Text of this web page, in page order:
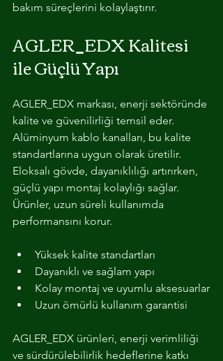
bakım süreçlerini kolaylaştırır.
AGLER_EDX Kalitesi
ile Güçlü Yapı
AGLER_EDX markası, enerji sektöründe
kalite ve güvenilirliği temsil eder.
Alüminyum kablo kanalları, bu kalite
standartlarına uygun olarak üretilir.
Eloksalı gövde, dayanıklılığı artırırken,
güçlü yapı montaj kolaylığı sağlar.
Ürünler, uzun süreli kullanımda
performansını korur.
Yüksek kalite standartları
Dayanıklı ve sağlam yapı
Kolay montaj ve uyumlu aksesuarlar
Uzun ömürlü kullanım garantisi
AGLER_EDX ürünleri, enerji verimliliği
ve sürdürülebilirlik hedeflerine katkı